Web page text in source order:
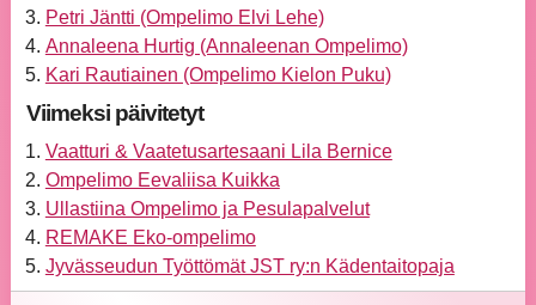
Petri Jäntti (Ompelimo Elvi Lehe)
Annaleena Hurtig (Annaleenan Ompelimo)
Kari Rautiainen (Ompelimo Kielon Puku)
Viimeksi päivitetyt
Vaatturi & Vaatetusartesaani Lila Bernice
Ompelimo Eevaliisa Kuikka
Ullastiina Ompelimo ja Pesulapalvelut
REMAKE Eko-ompelimo
Jyvässeudun Työttömät JST ry:n Kädentaitopaja